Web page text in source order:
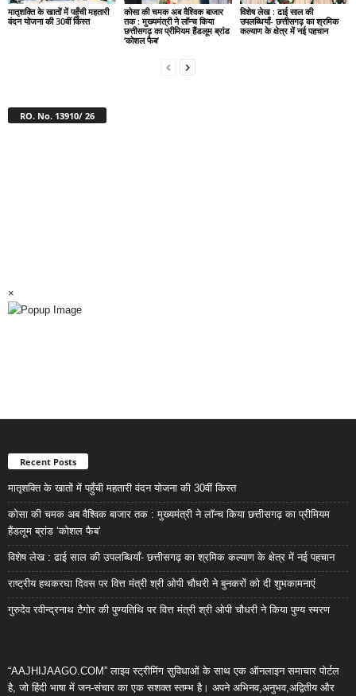
मातृशक्ति के खातों में पहुँची महतारी
वंदन योजना की 30वीं किस्त
कोसा की चमक अब वैश्विक बाजार
तक : मुख्यमंत्री ने लॉन्च किया
छत्तीसगढ़ का प्रीमियम हैंडलूम ब्रांड
‘कोशल फैब’
विशेष लेख : ढाई साल की
उपलब्धियाँ- छत्तीसगढ़ का श्रमिक
कल्याण के क्षेत्र में नई पहचान
RO. No. 13910/ 26
×
Recent Posts
मातृशक्ति के खातों में पहुँची महतारी वंदन योजना की 30वीं किस्त
कोसा की चमक अब वैश्विक बाजार तक : मुख्यमंत्री ने लॉन्च किया छत्तीसगढ़ का प्रीमियम
हैंडलूम ब्रांड ‘कोशल फैब’
विशेष लेख : ढाई साल की उपलब्धियाँ- छत्तीसगढ़ का श्रमिक कल्याण के क्षेत्र में नई पहचान
राष्ट्रीय हथकरघा दिवस पर वित्त मंत्री श्री ओपी चौधरी ने बुनकरों को दी शुभकामनाएं
गुरुदेव रवीन्द्रनाथ टैगोर की पुण्यतिथि पर वित्त मंत्री श्री ओपी चौधरी ने किया पुण्य स्मरण
“AAJHIJAAGO.COM” लाइव स्ट्रीमिंग सुविधाओं के साथ एक ऑनलाइन समाचार पोर्टल
है, जो हिंदी भाषा में जन-संचार का एक सशक्त स्तम्भ है। अपने अभिनव,अनुभव,अद्वितीय और